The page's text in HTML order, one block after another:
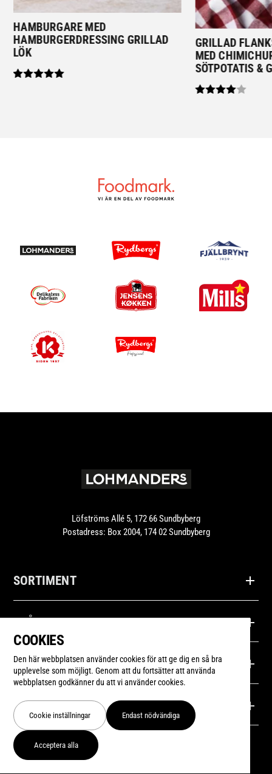
COOKIES
Den här webbplatsen använder cookies för att ge dig en så bra
upplevelse som möjligt. Genom att du fortsätter att använda
webbplatsen godkänner du att vi använder cookies.
Cookie inställningar Endast nödvändiga
Acceptera alla
HAMBURGARE MED
HAMBURGERDRESSING GRILLAD
LÖK
GRILLAD
MED
SÖTPOTATIS &
Löfströms Allé 5, 172 66 Sundbyberg
Postadress: Box 2004, 174 02 Sundbyberg
SORTIMENT
Produkter
Inspiration
FRÅGOR
Kontakta oss
Våra återförsäljare
LOHMANDERS
Om oss
Nyheter
FÖLJ OSS
Instagram